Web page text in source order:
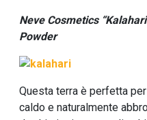
Neve Cosmetics
Powder
Questa terra è perfetta
caldo e naturalmente